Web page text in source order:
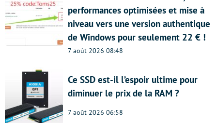
performances optimisées et mise à
niveau vers une version authentique
de Windows pour seulement 22 € !
7 août 2026 08:48
Ce SSD est-il l’espoir ultime pour
diminuer le prix de la RAM ?
7 août 2026 06:58